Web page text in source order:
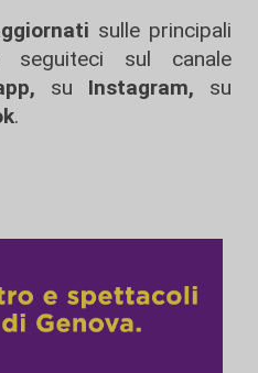
sulle principali
seguiteci sul canale
su Instagram, su
.